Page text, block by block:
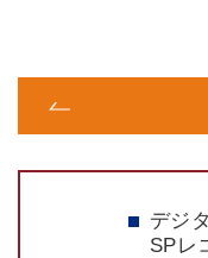
デジ
SPレ